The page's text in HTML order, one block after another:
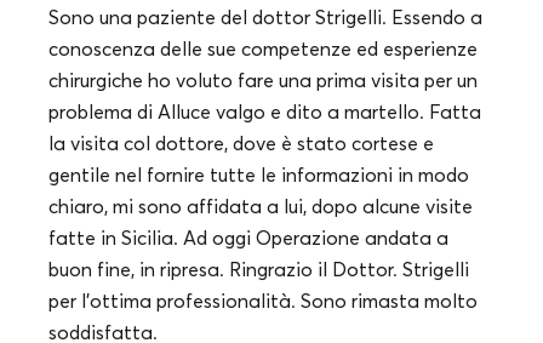
Sono una paziente del dottor Strigelli. Essendo a
conoscenza delle sue competenze ed esperienze
chirurgiche ho voluto fare una prima visita per un
problema di Alluce valgo e dito a martello. Fatta
la visita col dottore, dove è stato cortese e
gentile nel fornire tutte le informazioni in modo
chiaro, mi sono affidata a lui, dopo alcune visite
fatte in Sicilia. Ad oggi Operazione andata a
buon fine, in ripresa. Ringrazio il Dottor. Strigelli
per l'ottima professionalità. Sono rimasta molto
soddisfatta.